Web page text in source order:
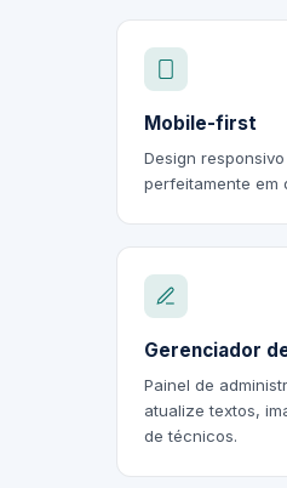
Mobile-first
Design
perfeitamente em
Gerenciador
Painel de
atualize textos,
de técnicos.